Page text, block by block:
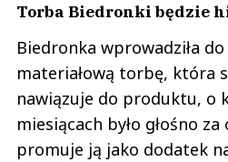
Torba Biedronki będzie
Biedronka wprowadziła
materiałową torbę, która
nawiązuje do produktu, o
miesiącach było głośno za
promuje ją jako dodatek